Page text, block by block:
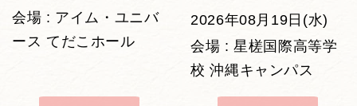
会場 : アイム・ユニバ
ース てだこホール
2026年08月19日(水)
会場 : 星槎国際高等学
校 沖縄キャンパス